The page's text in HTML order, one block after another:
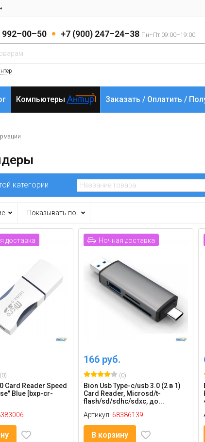
992–00–50 +7 (900) 247–24–38 Пн–Пт 09:00–19:00
Компьютеры Заказать / Оплатить /
категории
Показывать по:
доставка
(0)
Card Reader Speed
Blue [bxp-cr-
Ночная доставка
166 руб.
(0)
Bion Usb Type-c/usb 3.0 (2 в 1)
Card Reader, Microsd/t-
flash/sd/sdhc/sdxc, до...
Артикул: 68386139
В корзину